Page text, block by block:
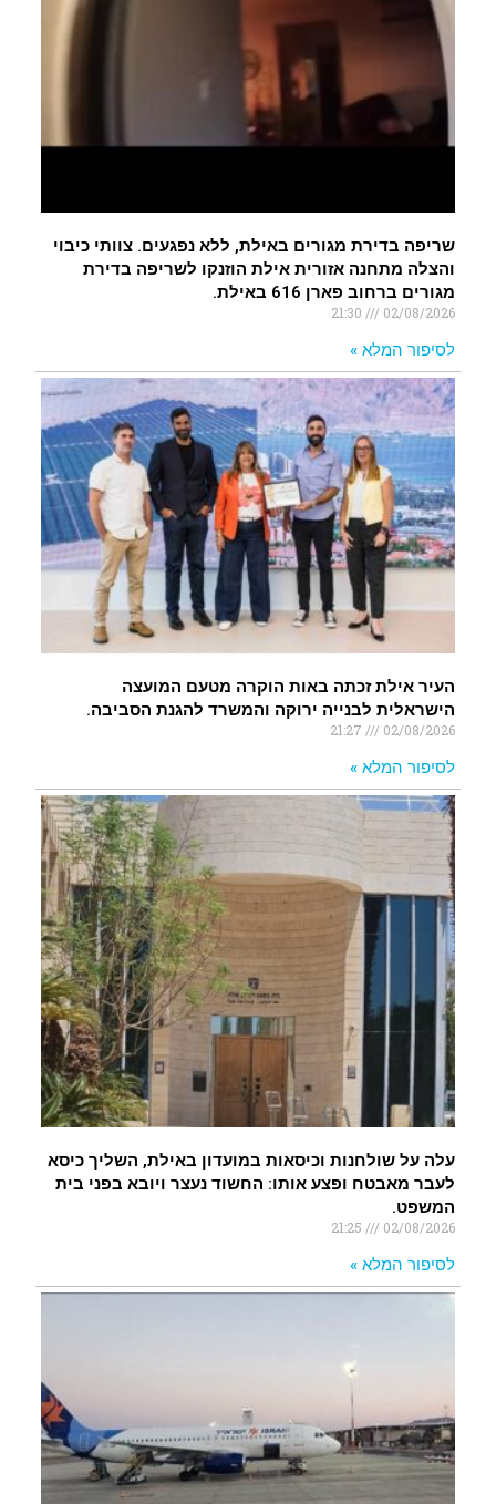
שריפה בדירת מגורים באילת, ללא נפגעים. צוותי כיבוי
והצלה מתחנה אזורית אילת הוזנקו לשריפה בדירת
מגורים ברחוב פארן 616 באילת.
02/08/2026
לסיפור המלא »
העיר אילת זכתה באות הוקרה מטעם המועצה
הישראלית לבנייה ירוקה והמשרד להגנת הסביבה.
02/08/2026
לסיפור המלא »
עלה על שולחנות וכיסאות במועדון באילת, השליך כיסא
לעבר מאבטח ופצע אותו: החשוד נעצר ויובא בפני בית
המשפט.
02/08/2026
לסיפור המלא »